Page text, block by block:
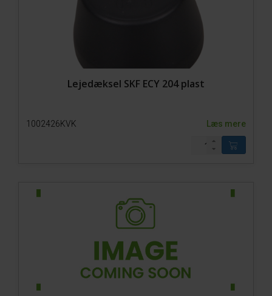
Fangefold 500-0
Fangefold 200-1
Tilbehør
Lejedæksel SKF ECY 204 plast
1002426KVK Læs mere